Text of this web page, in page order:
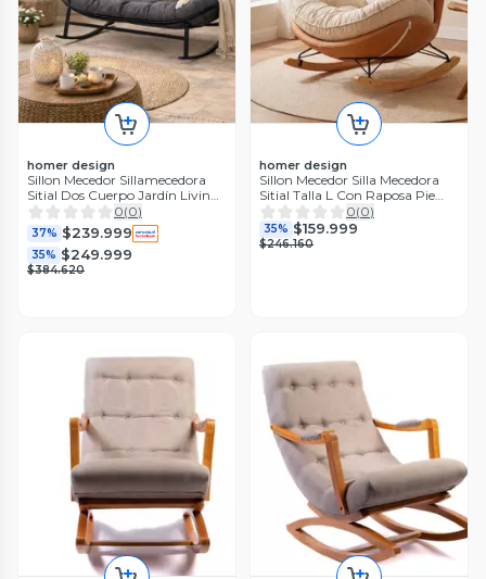
homer design
Sillon Mecedor Sillamecedora
Sitial Dos Cuerpo Jardín Living
Gris
0(0)
37% $239.999
35% $249.999
$384.620
homer design
Sillon Mecedor Silla Mecedora
Sitial Talla L Con Raposa Pie
Blanco Naranjo Liso
0(0)
35% $159.999
$246.160